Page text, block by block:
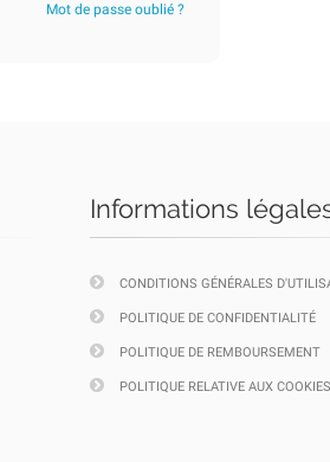
Mot de passe oublié ?
Informations
CONDITIONS GÉNÉRALES
POLITIQUE DE CONFIDENTIALITÉ
POLITIQUE DE REMBOURSEMENT
POLITIQUE RELATIVE AUX COOKIES